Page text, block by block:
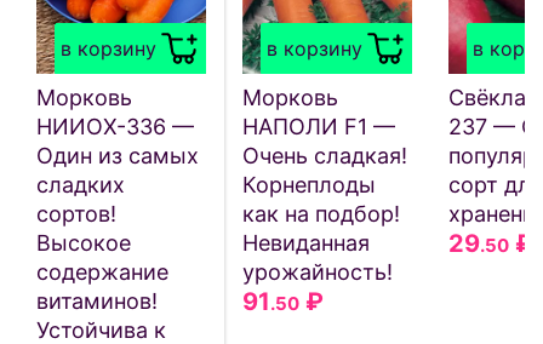
в корзину
Морковь
НИИОХ-336 —
Один из самых
сладких
сортов!
Высокое
содержание
витаминов!
Устойчива к
в корзину
Морковь
НАПОЛИ F1 —
Очень сладкая!
Корнеплоды
как на подбор!
Невиданная
урожайность!
91.50 ₽
в
Свёкла
237 —
сорт для
29.50 ₽